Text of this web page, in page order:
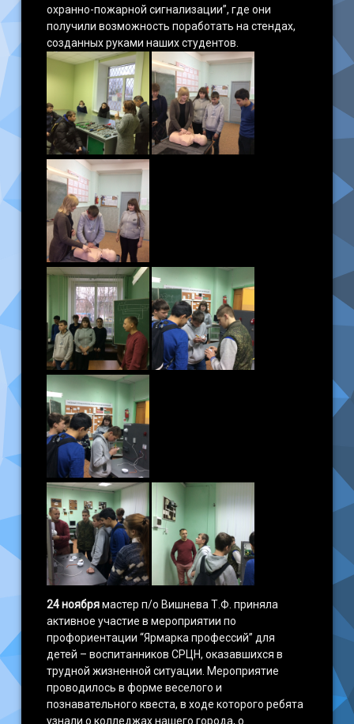
охранно-пожарной сигнализации”, где они
получили возможность поработать на стендах,
созданных руками наших студентов.
24 ноябрямастер п/о Вишнева Т.Ф. приняла
активное участие в мероприятии по
профориентации “Ярмарка профессий” для
детей – воспитанников СРЦН, оказавшихся в
трудной жизненной ситуации. Мероприятие
проводилось в форме веселого и
познавательного квеста, в ходе которого ребята
узнали о колледжах нашего города, о